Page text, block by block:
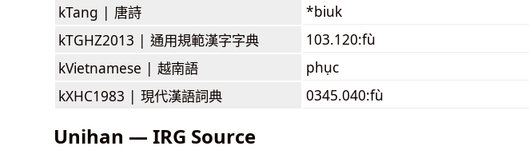
kTang | 唐詩
*biuk
kTGHZ2013 | 通用規範漢字字典
103.120:fù
kVietnamese | 越南語
phục
kXHC1983 | 現代漢語詞典 0345.040:fù
Unihan — IRG Source